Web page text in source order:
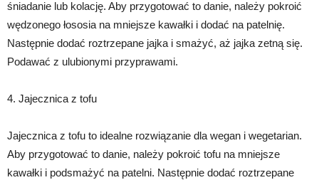
śniadanie lub kolację. Aby przygotować to danie, należy pokroić
wędzonego łososia na mniejsze kawałki i dodać na patelnię.
Następnie dodać roztrzepane jajka i smażyć, aż jajka zetną się.
Podawać z ulubionymi przyprawami.
4. Jajecznica z tofu
Jajecznica z tofu to idealne rozwiązanie dla wegan i wegetarian.
Aby przygotować to danie, należy pokroić tofu na mniejsze
kawałki i podsmażyć na patelni. Następnie dodać roztrzepane